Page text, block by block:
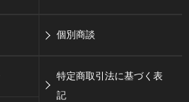
個別商談
特定商取引法に基づく表
記